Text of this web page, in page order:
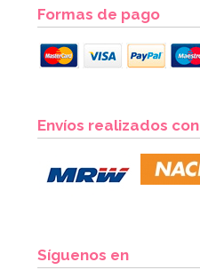
Formas de pago
Envíos realizados con
Síguenos en